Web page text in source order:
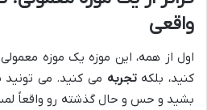
واقعی
اول از همه، این موزه یک موزه
کنید، بلکهتجربه می کنید. می تونید
بشید و حس و حال گذشته رو واقعاً